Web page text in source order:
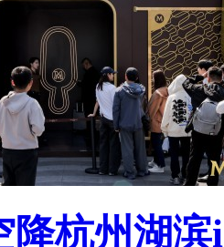
降杭州湖